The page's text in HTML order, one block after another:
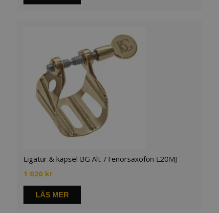
Ligatur & kapsel BG Alt-/Tenorsaxofon L20MJ
1 020 kr
LÄS MER